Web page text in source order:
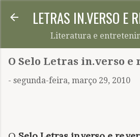
Pular para o
LETRAS IN.VERSO E
Literatura e
O Selo Letras in.verso e
- segunda-feira, março 29, 2010